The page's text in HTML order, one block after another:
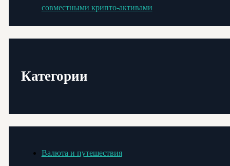
совместными крипто-активами
Категории
Валюта и путешествия